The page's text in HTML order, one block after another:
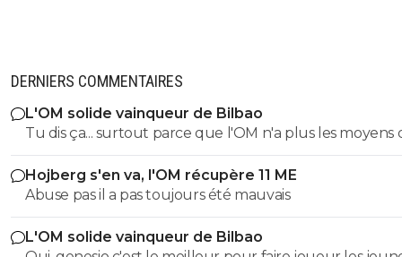
DERNIERS COMMENTAIRES
L'OM solide vainqueur de Bilbao
Tu dis ça... surtout parce que l'OM n'a plus les moyens
faire venir des joueurs. ^^
Hojberg s'en va, l'OM récupère 11 ME
Abuse pas il a pas toujours été mauvais
L'OM solide vainqueur de Bilbao